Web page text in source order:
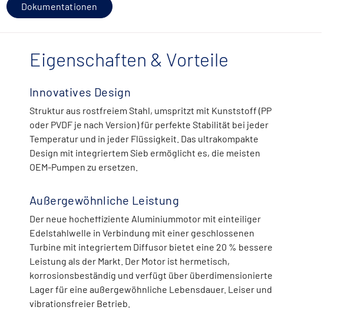
Dokumentationen
Eigenschaften & Vorteile
Innovatives Design
Struktur aus rostfreiem Stahl, umspritzt mit Kunststoff (PP
oder PVDF je nach Version) für perfekte Stabilität bei jeder
Temperatur und in jeder Flüssigkeit. Das ultrakompakte
Design mit integriertem Sieb ermöglicht es, die meisten
OEM-Pumpen zu ersetzen.
Außergewöhnliche Leistung
Der neue hocheffiziente Aluminiummotor mit einteiliger
Edelstahlwelle in Verbindung mit einer geschlossenen
Turbine mit integriertem Diffusor bietet eine 20 % bessere
Leistung als der Markt. Der Motor ist hermetisch,
korrosionsbeständig und verfügt über überdimensionierte
Lager für eine außergewöhnliche Lebensdauer. Leiser und
vibrationsfreier Betrieb.